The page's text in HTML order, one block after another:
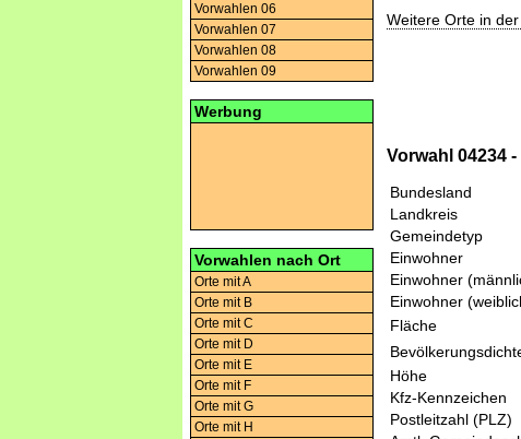
Vorwahlen 06
Vorwahlen 07
Vorwahlen 08
Vorwahlen 09
Werbung
Vorwahlen nach Ort
Orte mit A
Orte mit B
Orte mit C
Orte mit D
Orte mit E
Orte mit F
Orte mit G
Orte mit H
Weitere Orte in
Vorwahl 04234
Bundesland
Landkreis
Gemeindetyp
Einwohner
Einwohner
Einwohner
Fläche
Höhe
Kfz-Kennzeichen
Postleitzahl (PLZ)